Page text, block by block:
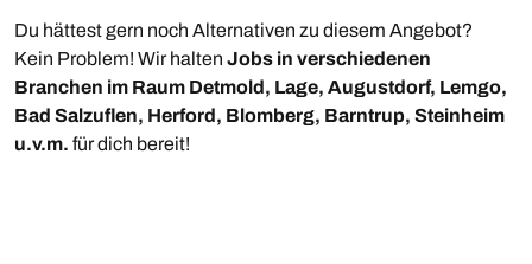
Du hättest gern noch Alternativen zu diesem Angebot?
Kein Problem! Wir halten Jobs in verschiedenen
Branchen im Raum Detmold, Lage, Augustdorf, Lemgo,
Bad Salzuflen, Herford, Blomberg, Barntrup, Steinheim
u.v.m. für dich bereit!